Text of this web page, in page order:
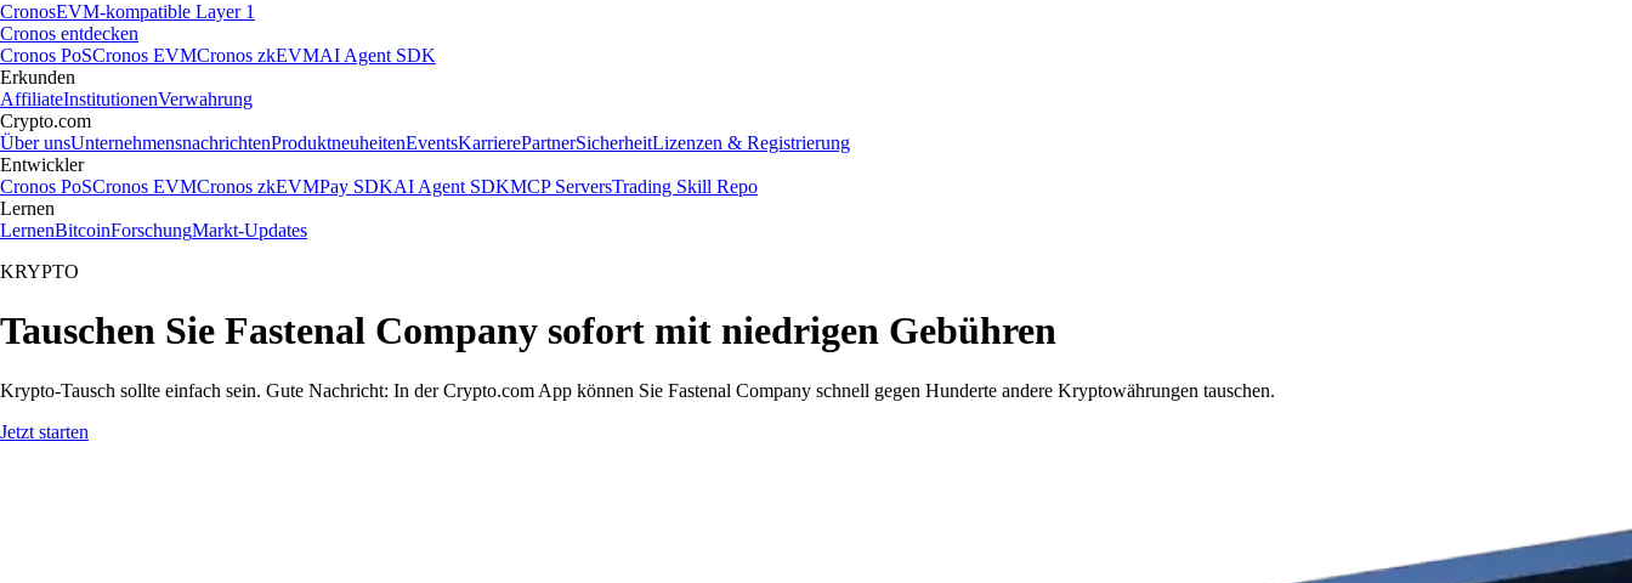
CronosEVM-kompatible Layer 1
Cronos entdecken
Cronos PoSCronos EVMCronos zkEVMAI Agent SDK
Erkunden
AffiliateInstitutionenVerwahrung
Crypto.com
Über unsUnternehmensnachrichtenProduktneuheitenEventsKarrierePartnerSicherheitLizenzen & Registrierung
Entwickler
Cronos PoSCronos EVMCronos zkEVMPay SDKAI Agent SDKMCP ServersTrading Skill Repo
Lernen
LernenBitcoinForschungMarkt-Updates
KRYPTO
Tauschen Sie Fastenal Company sofort mit niedrigen Gebühren
Krypto-Tausch sollte einfach sein. Gute Nachricht: In der Crypto.com App können Sie Fastenal Company schnell gegen Hunderte andere Kryptowährungen tauschen.
Jetzt starten